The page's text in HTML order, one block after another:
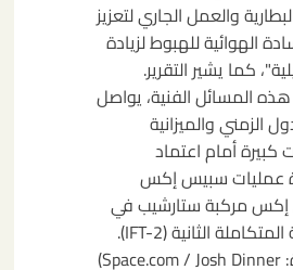
والعمل الجاري لتعزيز
الهوائية للهبوط لزيادة
كما يشير التقرير.
المسائل الفنية، يواصل
الزمني والميزانية
أمام اعتماد
عمليات سبيس إكس
مركبة ستارشيب في
رحلتها التجريبية المتكاملة الثانية (IFT-2).
(حقوق الصورة: Space.com / Josh Dinner)